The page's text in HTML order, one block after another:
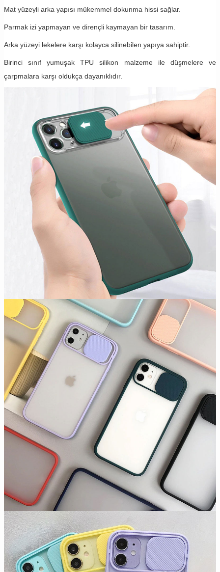
Mat yüzeyli arka yapısı mükemmel dokunma hissi sağlar.
Parmak izi yapmayan ve dirençli kaymayan bir tasarım.
Arka yüzeyi lekelere karşı kolayca silinebilen yapıya sahiptir.
Birinci sınıf yumuşak TPU silikon malzeme ile düşmelere ve
çarpmalara karşı oldukça dayanıklıdır.